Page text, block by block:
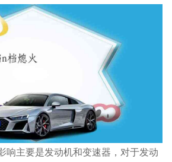
响主要是发动机和变速器，对于发动